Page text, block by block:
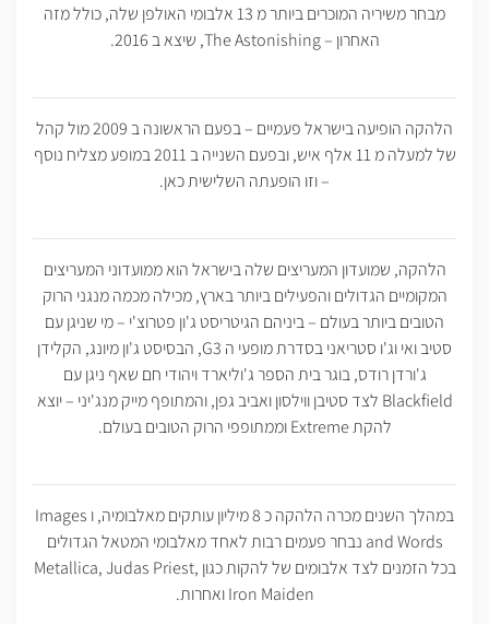
מבחר משיריה המוכרים ביותר מ 13 אלבומי האולפן שלה, כולל מזה
האחרון – The Astonishing, שיצא ב 2016.
הלהקה הופיעה בישראל פעמיים – בפעם הראשונה ב 2009 מול קהל
של למעלה מ 11 אלף איש, ובפעם השנייה ב 2011 במופע מצליח נוסף
– וזו הופעתה השלישית כאן.
הלהקה, שמועדון המעריצים שלה בישראל הוא ממועדוני המעריצים
המקומיים הגדולים והפעילים ביותר בארץ, מכילה מכמה מנגני הרוק
הטובים ביותר בעולם – ביניהם הגיטריסט ג'ון פטרוצ'י – מי שניגן עם
סטיב ואי וג'ו סטריאני בסדרת מופעי ה G3, הבסיסט ג'ון מיונג, הקלידן
ג'ורדן רודס, בוגר בית הספר ג'וליארד ויהודי חם שאף ניגן עם
Blackfield לצד סטיבן ווילסון ואביב גפן, והמתופף מייק מנג'יני – יוצא
להקת Extreme וממתופפי הרוק הטובים בעולם.
במהלך השנים מכרה הלהקה כ 8 מיליון עותקים מאלבומיה, ו Images
and Words נבחר פעמים רבות לאחד מאלבומי המטאל הגדולים
בכל הזמנים לצד אלבומים של להקות כגון Metallica, Judas Priest,
Iron Maiden ואחרות.